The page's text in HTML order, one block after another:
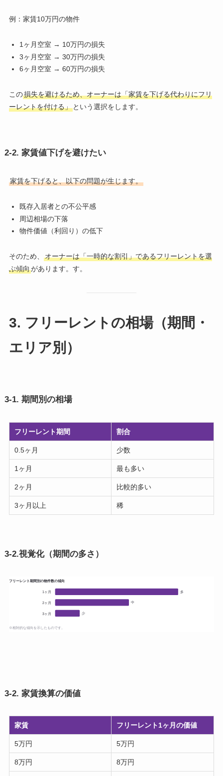
例：家賃10万円の物件
1ヶ月空室 → 10万円の損失
3ヶ月空室 → 30万円の損失
6ヶ月空室 → 60万円の損失
この損失を避けるため、オーナーは「家賃を下げる代わりにフリ
ーレントを付ける」という選択をします。
2-2. 家賃値下げを避けたい
家賃を下げると、以下の問題が生じます。
既存入居者との不公平感
周辺相場の下落
物件価値（利回り）の低下
そのため、
オーナーは「一時的な割引」であるフリーレントを選
ぶ傾向があります。す。
3. フリーレントの相場（期間・
エリア別）
3-1. 期間別の相場
フリーレント期間 割合
0.5ヶ月 少数
1ヶ月 最も多い
2ヶ月 比較的多い
3ヶ月以上 稀
3-2.視覚化（期間の多さ）
フリーレント期間別の物件数の傾向
1ヶ月 多
2ヶ月 中
3ヶ月 少
※相対的な傾向を示したものです。
3-2. 家賃換算の価値
家賃 フリーレント1ヶ月の価値
5万円 5万円
8万円 8万円